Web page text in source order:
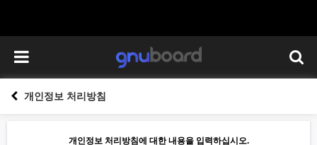
개인정보 처리방침
개인정보 처리방침에 대한 내용을 입력하십시오.